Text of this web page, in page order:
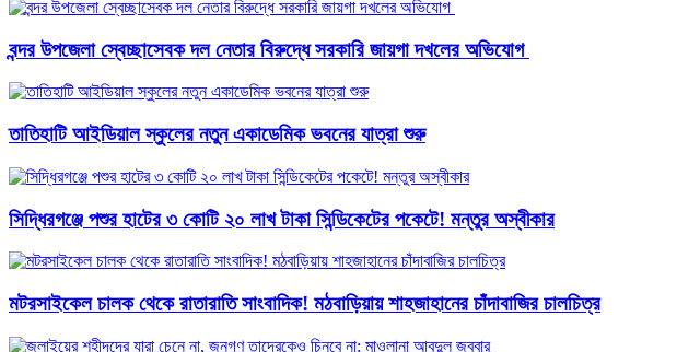
বন্দর উপজেলা স্বেচ্ছাসেবক দল নেতার বিরুদ্ধে সরকারি জায়গা দখলের অভিযোগ ‎
তাতিহাটি আইডিয়াল স্কুলের নতুন একাডেমিক ভবনের যাত্রা শুরু
সিদ্ধিরগঞ্জে পশুর হাটের ৩ কোটি ২০ লাখ টাকা সিন্ডিকেটের পকেটে! মন্তুর অস্বীকার
মটরসাইকেল চালক থেকে রাতারাতি সাংবাদিক! মঠবাড়িয়ায় শাহজাহানের চাঁদাবাজির চালচিত্র